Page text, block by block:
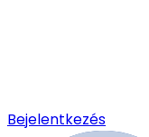
Bejelentkezés